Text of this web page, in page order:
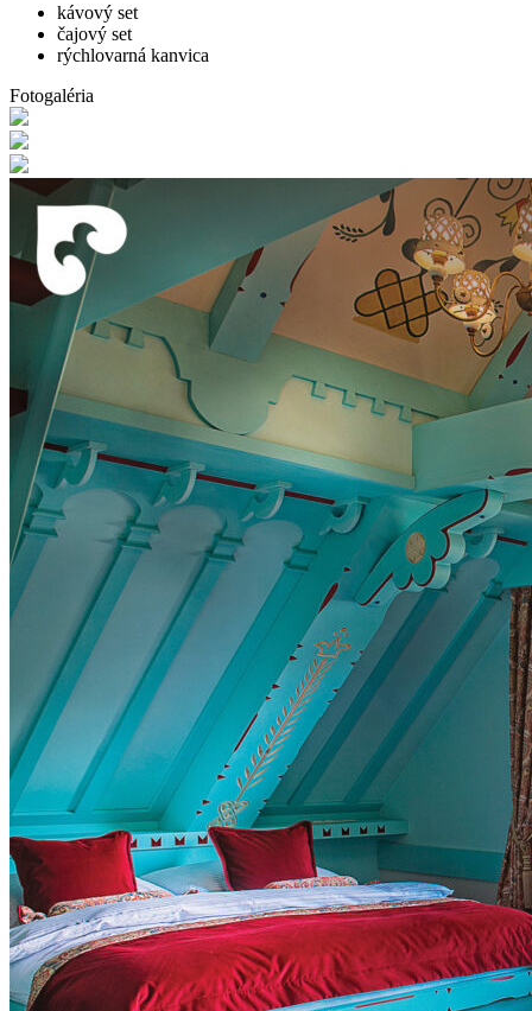
kávový set
čajový set
rýchlovarná kanvica
Fotogaléria